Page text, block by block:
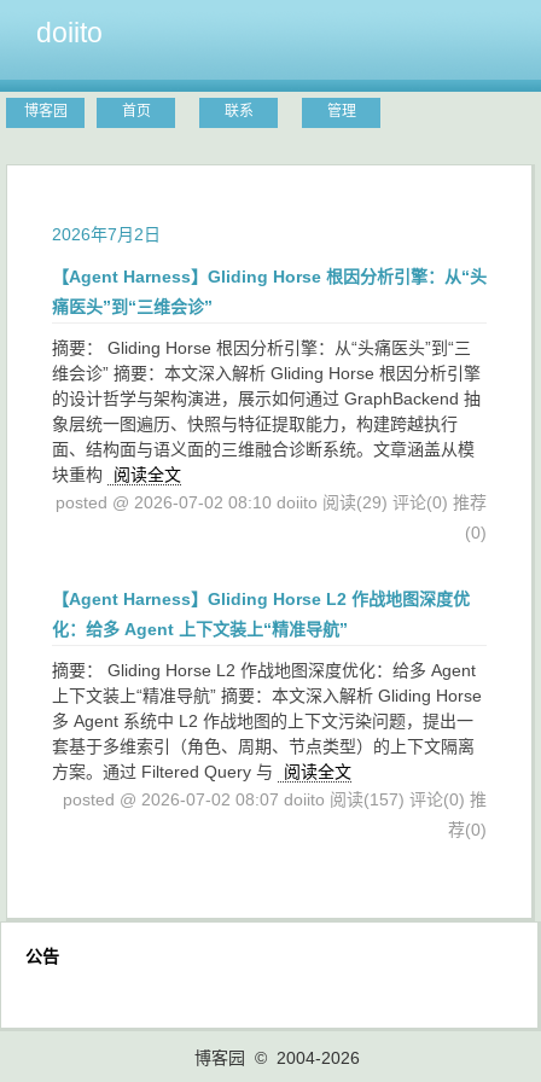
doiito
博客园 首页 联系 管理
2026年7月2日
【Agent Harness】Gliding Horse 根因分析引擎：从“头
痛医头”到“三维会诊”
摘要： Gliding Horse 根因分析引擎：从“头痛医头”到“三
维会诊” 摘要：本文深入解析 Gliding Horse 根因分析引擎
的设计哲学与架构演进，展示如何通过 GraphBackend 抽
象层统一图遍历、快照与特征提取能力，构建跨越执行
面、结构面与语义面的三维融合诊断系统。文章涵盖从模
块重构
阅读全文
posted @ 2026-07-02 08:10 doiito 阅读(29) 评论(0) 推荐
(0)
【Agent Harness】Gliding Horse L2 作战地图深度优
化：给多 Agent 上下文装上“精准导航”
摘要： Gliding Horse L2 作战地图深度优化：给多 Agent
上下文装上“精准导航” 摘要：本文深入解析 Gliding Horse
多 Agent 系统中 L2 作战地图的上下文污染问题，提出一
套基于多维索引（角色、周期、节点类型）的上下文隔离
方案。通过 Filtered Query 与
阅读全文
posted @ 2026-07-02 08:07 doiito 阅读(157) 评论(0) 推
荐(0)
公告
博客园 © 2004-2026